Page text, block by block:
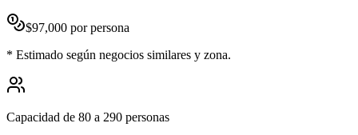
$97,000 por persona
* Estimado según negocios similares y zona.
Capacidad de 80 a 290 personas